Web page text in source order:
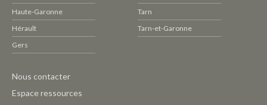
Haute-Garonne
Hérault
Gers
Tarn
Tarn-et-Garonne
Pied
de
Nous contacter
Espace ressources